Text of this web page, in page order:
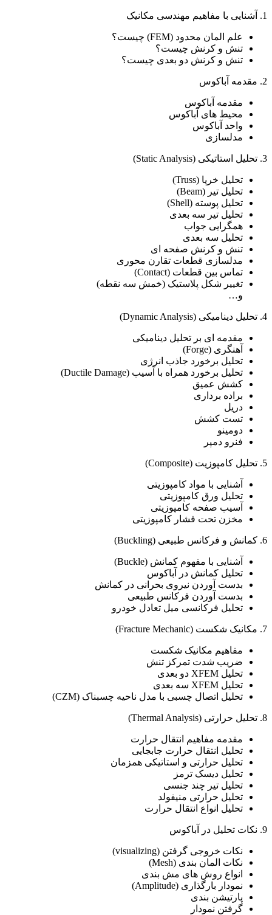
1. آشنایی با مفاهیم مهندسی مکانیک
علم المان محدود (FEM) چیست؟
تنش و کرنش چیست؟
تنش و کرنش دو بعدی چیست؟
2. مقدمه آباکوس
مقدمه آباکوس
محیط های آباکوس
واحد آباکوس
مدلسازی
3. تحلیل استاتیکی (Static Analysis)
تحلیل خرپا (Truss)
تحلیل تیر (Beam)
تحلیل پوسته (Shell)
تحلیل تیر سه بعدی
همگرایی جواب
تحلیل سه بعدی
تنش و کرنش صفحه ای
مدلسازی قطعات تقارن محوری
تماس بین قطعات (Contact)
تغییر شکل پلاستیک (خمش سه نقطه)
و…
4. تحلیل دینامیکی (Dynamic Analysis)
مقدمه ای بر تحلیل دینامیکی
آهنگری (Forge)
تحلیل برخورد جاذب انرژی
تحلیل برخورد همراه با آسیب (Ductile Damage)
کشش عمیق
براده برداری
دریل
تست کشش
دومینو
فنرو دمپر
5. تحلیل کامپوزیت (Composite)
آشنایی با مواد کامپوزیتی
تحلیل ورق کامپوزیتی
آسیب صفحه کامپوزیتی
مخزن تحت فشار کامپوزیتی
6. کمانش و فرکانس طبیعی (Buckling)
آشنایی با مفهوم کمانش (Buckle)
تحلیل کمانش در آباکوس
بدست آوردن نیروی بحرانی در کمانش
بدست آوردن فرکانس طبیعی
تحلیل فرکانسی میل تعادل خودرو
7. مکانیک شکست (Fracture Mechanic)
مفاهیم مکانیک شکست
ضریب شدت تمرکز تنش
تحلیل XFEM دو بعدی
تحلیل XFEM سه بعدی
تحلیل اتصال چسبی با مدل ناحیه چسبناک (CZM)
8. تحلیل حرارتی (Thermal Analysis)
مقدمه مفاهیم انتقال حرارت
تحلیل انتقال حرارت جابجایی
تحلیل حرارتی و استاتیکی همزمان
تحلیل دیسک ترمز
تحلیل تیر چند جنسی
تحلیل حرارتی منیفولد
تحلیل انواع انتقال حرارت
9. نکات تحلیل در آباکوس
نکات خروجی گرفتن (visualizing)
نکات المان بندی (Mesh)
انواع روش های مش بندی
نمودار بارگذاری (Amplitude)
پارتیشن بندی
گرفتن نمودار